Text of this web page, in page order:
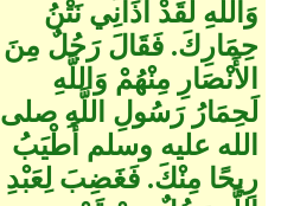
وَاللَّهِ لَقَدْ آذَانِي نَتْنُ
حِمَارِكَ‏.‏ فَقَالَ رَجُلٌ مِنَ
الأَنْصَارِ مِنْهُمْ وَاللَّهِ
لَحِمَارُ رَسُولِ اللَّهِ صلى
الله عليه وسلم أَطْيَبُ
رِيحًا مِنْكَ‏.‏ فَغَضِبَ لِعَبْدِ